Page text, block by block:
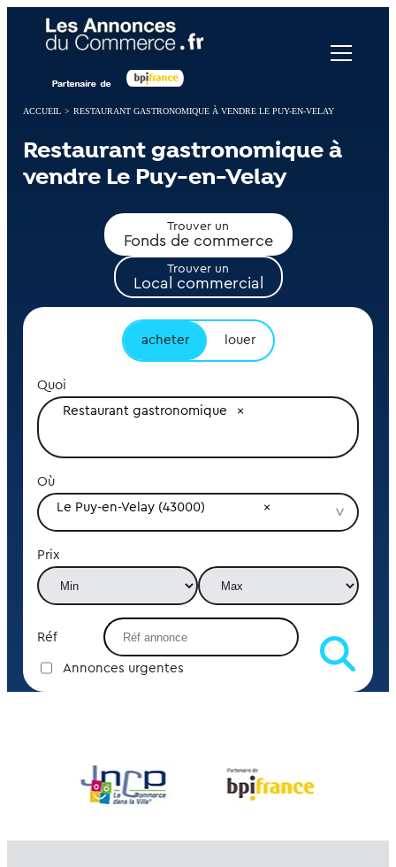
ACCUEIL > RESTAURANT GASTRONOMIQUE À VENDRE LE PUY-EN-VELAY
Restaurant gastronomique à
vendre Le Puy-en-Velay
Trouver un
Fonds de commerce
Trouver un
Local commercial
acheter louer
Quoi
Restaurant gastronomique
Où
Le Puy-en-Velay (43000)
Prix
Réf
Annonces urgentes
Panneau de gestion des cookies